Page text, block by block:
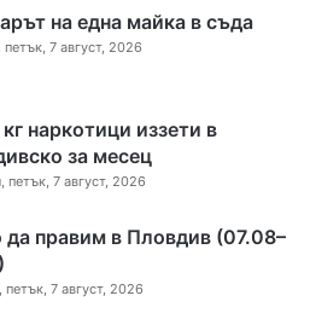
на една майка в съда
петък, 7 август, 2026
наркотици иззети в
за месец
петък, 7 август, 2026
да правим в Пловдив (07.08–
петък, 7 август, 2026